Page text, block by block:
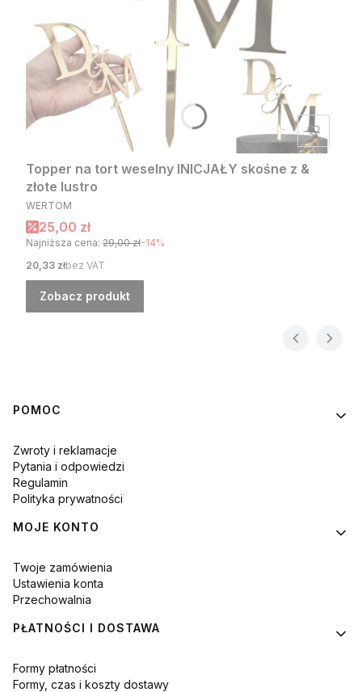
Topper na tort weselny INICJAŁY skośne z &
złote lustro
PRODUCENT
WERTOM
Cena promocyjna
25,00 zł
Najniższa cena: 29,00 zł-14%
Cena
20,33 złbez VAT
Zobacz produkt
Linki w stopce
POMOC
Zwroty i reklamacje
Pytania i odpowiedzi
Regulamin
Polityka prywatności
MOJE KONTO
Twoje zamówienia
Ustawienia konta
Przechowalnia
PŁATNOŚCI I DOSTAWA
Formy płatności
Formy, czas i koszty dostawy